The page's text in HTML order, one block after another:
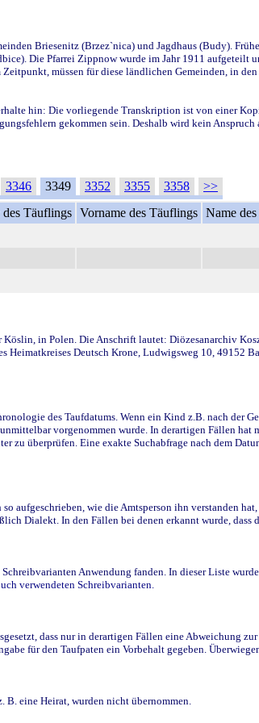
Briesenitz (Brzez`nica) und Jagdhaus (Budy).
Die Pfarrei Zippnow wurde im Jahr 1911
müssen für diese ländlichen Gemeinden, in
hin: Die vorliegende Transkription ist von einer
gekommen sein. Deshalb wird kein Anspruch
3346 3349 3352 3355 3358
>>
des Täuflings Vorname des Täuflings Name
in Polen. Die Anschrift lautet: Diözesanarchiv
Deutsch Krone, Ludwigsweg 10, 49152
des Taufdatums. Wenn ein Kind z.B. nach der
vorgenommen wurde. In derartigen Fällen
überprüfen. Eine exakte Suchabfrage nach dem
wie die Amtsperson ihn verstanden
Dialekt. In den Fällen bei denen erkannt wurde,
Anwendung fanden. In dieser Liste
verwendeten Schreibvarianten.
dass nur in derartigen Fällen eine Abweichung
für den Taufpaten ein Vorbehalt gegeben.
eine Heirat, wurden nicht übernommen.